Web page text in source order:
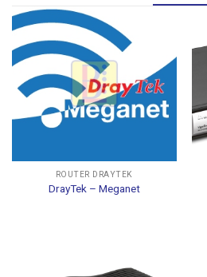
ROUTER DRAYTEK
DrayTek – Meganet